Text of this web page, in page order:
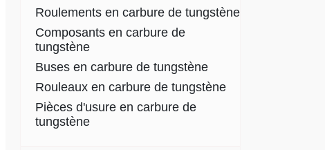
Roulements en carbure de tungstène
Composants en carbure de
tungstène
Buses en carbure de tungstène
Rouleaux en carbure de tungstène
Pièces d'usure en carbure de
tungstène